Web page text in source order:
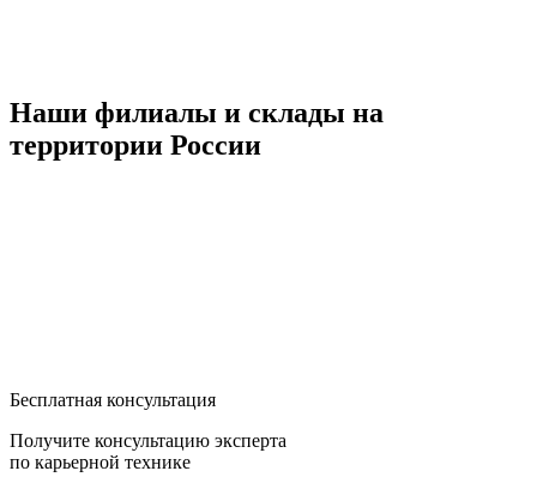
Наши филиалы и склады на
территории России
Бесплатная консультация
Получите консультацию эксперта
по карьерной технике